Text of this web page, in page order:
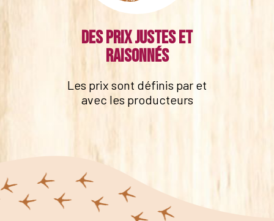
Des prix justes et
raisonnés
Les prix sont définis par et
avec les producteurs